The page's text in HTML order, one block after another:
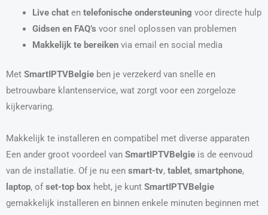
Live chaten telefonische ondersteuning voor directe hulp
Gidsen en FAQ’s voor snel oplossen van problemen
Makkelijk te bereikenvia email en social media
Met SmartIPTVBelgie ben je verzekerd van snelle en
betrouwbare klantenservice, wat zorgt voor een zorgeloze
kijkervaring.
Makkelijk te installeren en compatibel met diverse apparaten
Een ander groot voordeel van SmartIPTVBelgie is de eenvoud
van de installatie. Of je nu een smart-tv, tablet, smartphone,
laptop, of set-top box hebt, je kunt SmartIPTVBelgie
gemakkelijk installeren en binnen enkele minuten beginnen met